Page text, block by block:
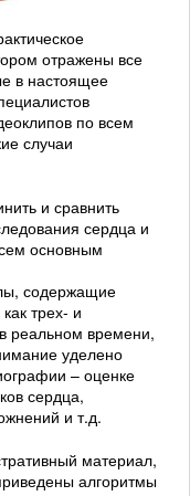
отражены все
в настоящее
по всем
случаи
и сравнить
сердца и
основным
содержащие
трех- и
реальном времени,
уделено
– оценке
сердца,
и т.д.
материал,
алгоритмы